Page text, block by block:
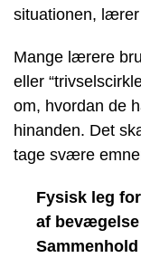
situationen,
Mange lærere
eller
om, hvordan de
hinanden. Det
tage svære
Fysisk leg
af